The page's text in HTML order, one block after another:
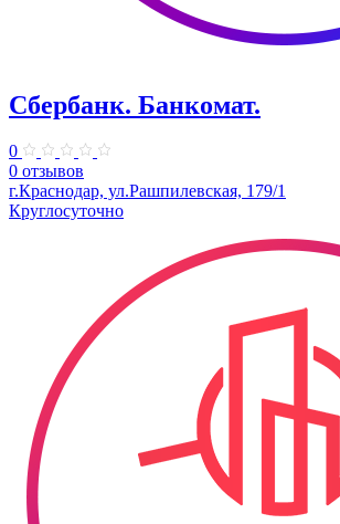
Сбербанк. Банкомат.
0
0 отзывов
г.Краснодар, ул.Рашпилевская, 179/1
Круглосуточно